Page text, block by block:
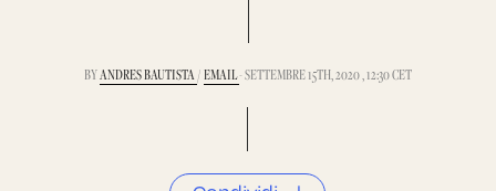
BYANDRES BAUTISTA/EMAIL- SETTEMBRE 15TH, 2020 , 12:30 CET